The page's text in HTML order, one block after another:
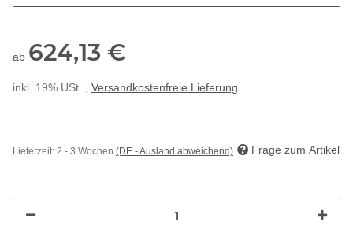
ab 624,13 €
inkl. 19% USt. , Versandkostenfreie Lieferung
Lieferzeit: 2 - 3 Wochen (DE - Ausland abweichend) Frage zum Artikel